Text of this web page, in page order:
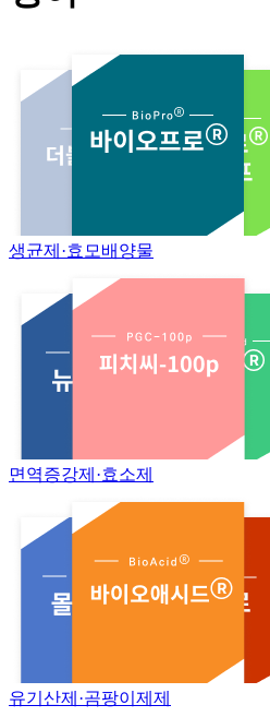
생균제·효모배양물
면역증강제·효소제
유기산제·곰팡이제제